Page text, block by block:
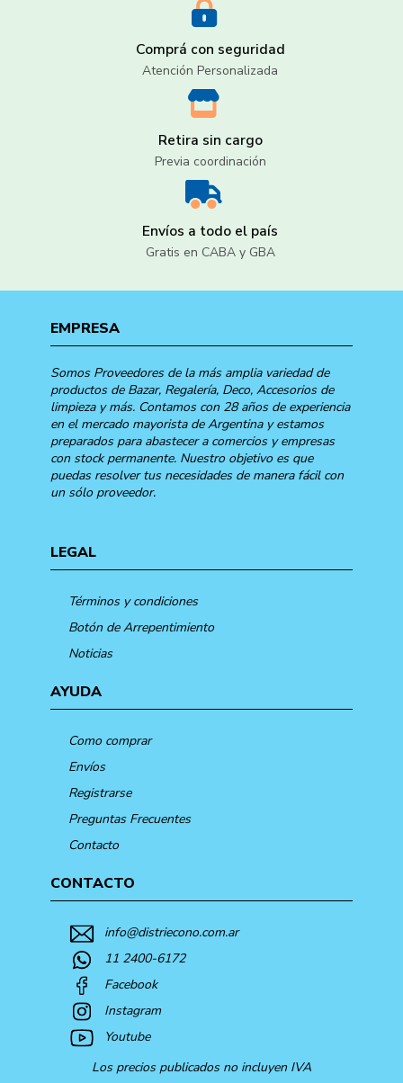
Comprá con seguridad
Atención Personalizada
Retira sin cargo
Previa coordinación
Envíos a todo el país
Gratis en CABA y GBA
EMPRESA
Somos Proveedores de la más amplia variedad de
productos de Bazar, Regalería, Deco, Accesorios de
limpieza y más. Contamos con 28 años de experiencia
en el mercado mayorista de Argentina y estamos
preparados para abastecer a comercios y empresas
con stock permanente. Nuestro objetivo es que
puedas resolver tus necesidades de manera fácil con
un sólo proveedor.
LEGAL
Términos y condiciones
Botón de Arrepentimiento
Noticias
AYUDA
Como comprar
Envíos
Registrarse
Preguntas Frecuentes
Contacto
CONTACTO
info@distriecono.com.ar
11 2400-6172
Facebook
Instagram
Youtube
Los precios publicados no incluyen IVA